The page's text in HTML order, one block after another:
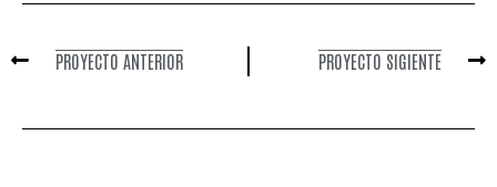
PROYECTO ANTERIOR PROYECTO SIGIENTE